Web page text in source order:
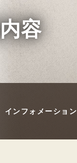
インフォメーション
の強み
容